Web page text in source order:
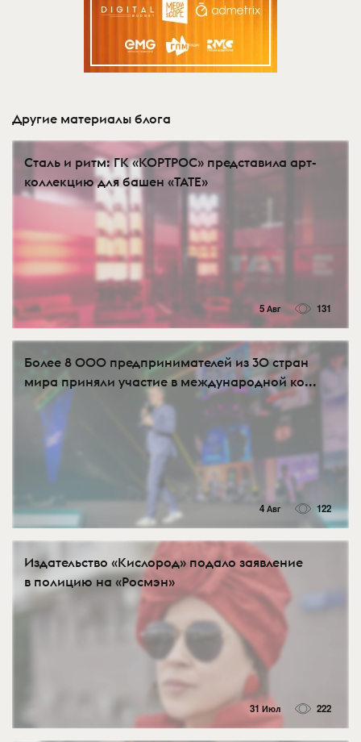
Другие материалы блога
Сталь и ритм: ГК «КОРТРОС» представила арт-
коллекцию для башен «TATE»
5 Авг 131
Более 8 000 предпринимателей из 30 стран
мира приняли участие в международной ко...
4 Авг 122
Издательство «Кислород» подало заявление
в полицию на «Росмэн»
31 Июл 222